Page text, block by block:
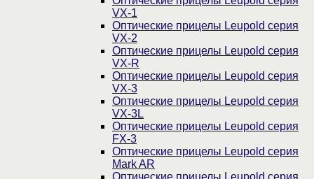
VX-1
Оптические прицелы Leupold серия
VX-2
Оптические прицелы Leupold серия
VX-R
Оптические прицелы Leupold серия
VX-3
Оптические прицелы Leupold серия
VX-3L
Оптические прицелы Leupold серия
FX-3
Оптические прицелы Leupold серия
Mark AR
Оптические прицелы Leupold серия